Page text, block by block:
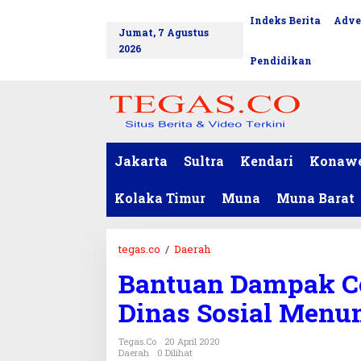
Jumat, 7 Agustus
2026
Indeks Berita
Pendidikan
Jakarta Sultra Kendari
Kolaka Timur Muna Muna Barat
tegas.co / Daerah
n
t
u
n
Bantuan Dampak
Dinas Sosial
Tegas.co
20 April 2020
Daerah
0 Dilihat